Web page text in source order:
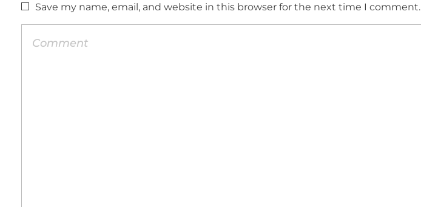
Save my name, email, and website in this browser for the next time I comment.